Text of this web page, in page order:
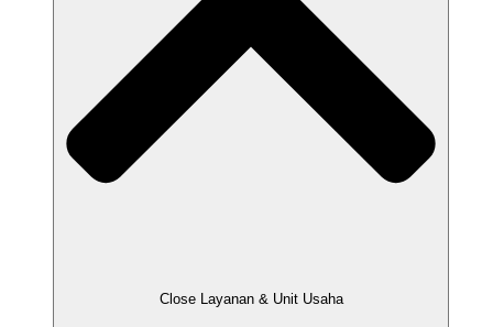
Close Layanan & Unit Usaha